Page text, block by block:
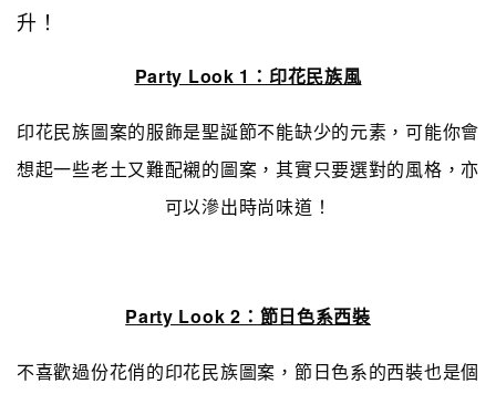
升！
Party Look 1：印花民族風
印花民族圖案的服飾是聖誕節不能缺少的元素，可能你會
想起一些老土又難配襯的圖案，其實只要選對的風格，亦
可以滲出時尚味道！
Party Look 2：節日色系西裝
不喜歡過份花俏的印花民族圖案，節日色系的西裝也是個